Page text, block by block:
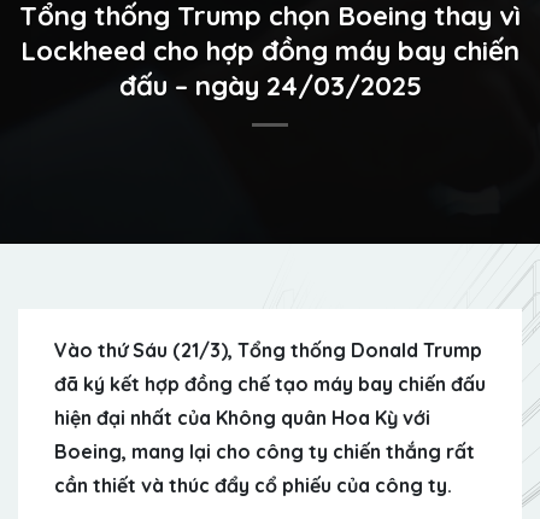
Tổng thống Trump chọn Boeing thay vì
Lockheed cho hợp đồng máy bay chiến
đấu – ngày 24/03/2025
Vào thứ Sáu (21/3), Tổng thống Donald Trump
đã ký kết hợp đồng chế tạo máy bay chiến đấu
hiện đại nhất của Không quân Hoa Kỳ với
Boeing, mang lại cho công ty chiến thắng rất
cần thiết và thúc đẩy cổ phiếu của công ty.